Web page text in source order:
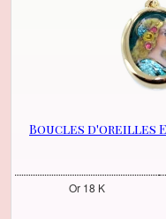
Boucles d'oreilles
Or 18 K